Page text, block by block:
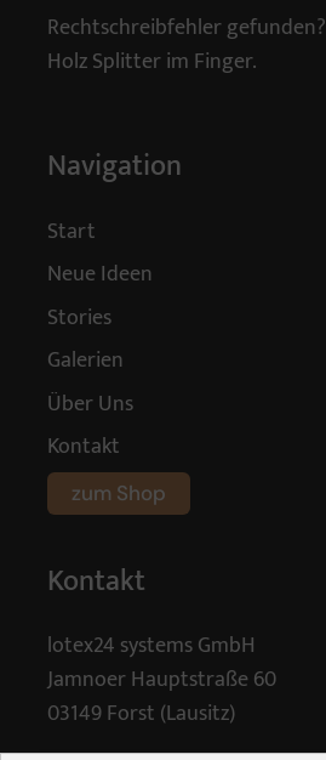
Rechtschreibfehler gefunden?
Holz Splitter im Finger.
Navigation
Start
Neue Ideen
Stories
Galerien
Über Uns
Kontakt
zum Shop
Kontakt
lotex24 systems GmbH
Jamnoer Hauptstraße 60
03149 Forst (Lausitz)